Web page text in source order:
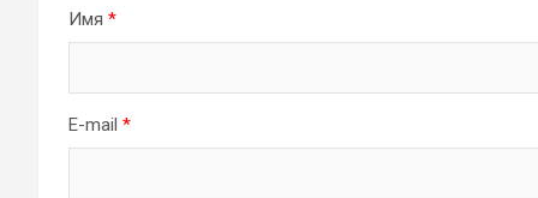
Имя *
E-mail *